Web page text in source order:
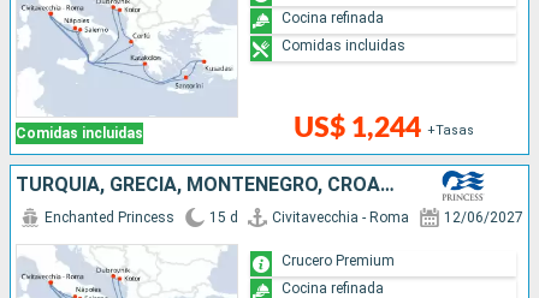
Comidas incluidas US$ 1,244 +Tasas
Cocina refinada
Comidas incluidas
TURQUÍA, GRECIA, MONTENEGRO, CROACIA, ITALIA
Enchanted Princess 15 d Civitavecchia - Roma 12/06/2027
Crucero Premium
Cocina refinada